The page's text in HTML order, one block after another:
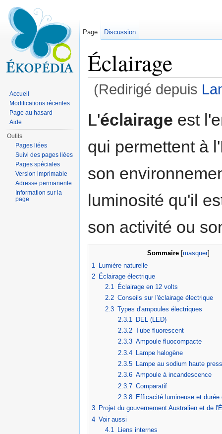
Éclairage
(Redirigé depuis
L'éclairage est
qui permettent à
son
luminosité qu'il
son activité ou
Sommaire [masquer]
1
Lumière naturelle
2 Éclairage électrique
2.1
Éclairage en 12 volts
2.2 Conseils sur l'éclairage électrique
2.3 Types d'ampoules électriques
2.3.1
DEL (LED)
2.3.2 Tube fluorescent
2.3.3 Ampoule fluocompacte
2.3.4 Lampe halogène
2.3.5
Lampe au sodium haute
2.3.6 Ampoule à incandescence
2.3.7 Comparatif
2.3.8 Efficacité lumineuse et durée
3 Projet du gouvernement Australien et de
4 Voir aussi
4.1
Liens internes
Page Discussion
Accueil
Modifications récentes
Page au hasard
Aide
Outils
Pages liées
Suivi des pages liées
Pages spéciales
Version imprimable
Adresse permanente
Information sur la
page